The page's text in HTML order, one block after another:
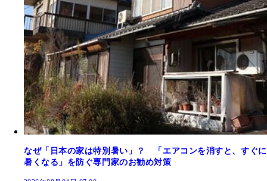
なぜ「日本の家は特別暑い」？ 「エアコンを消すと、すぐに
暑くなる」を防ぐ専門家のお勧め対策